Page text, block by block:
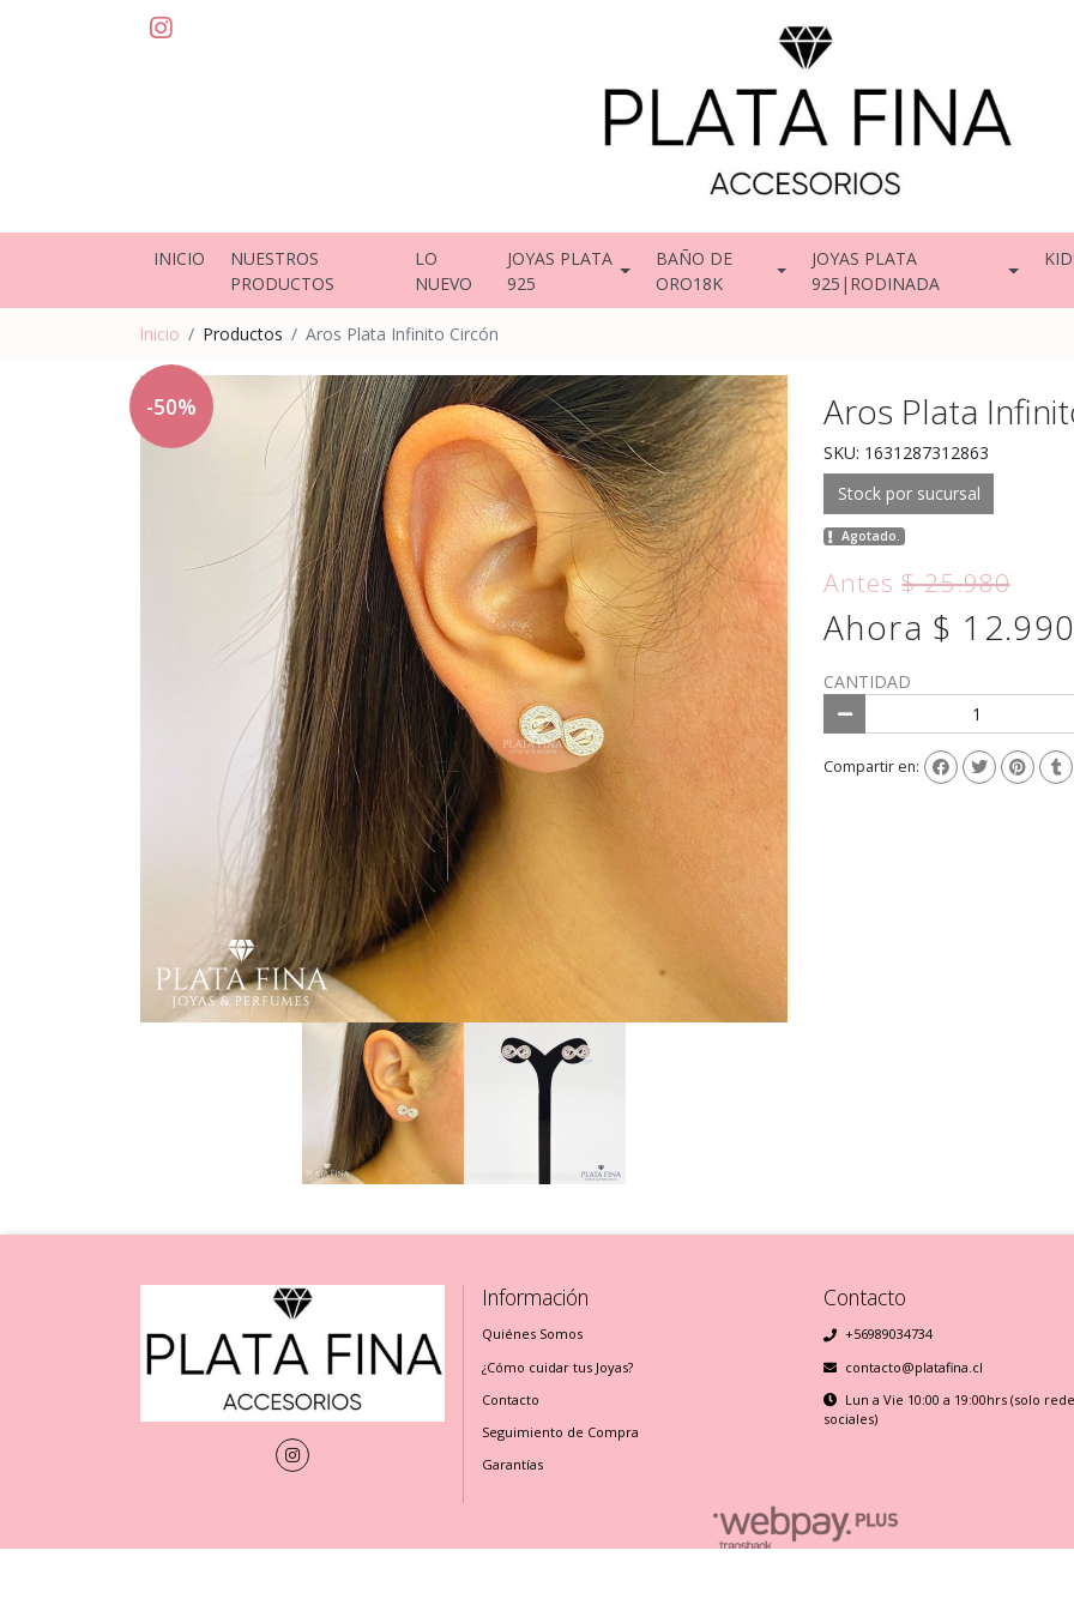
INICIO
NUESTROS
PRODUCTOS
LO
NUEVO
JOYAS PLATA
925
BAÑO DE
ORO18K
JOYAS PLATA
925|RODINADA
Inicio Productos Aros Plata Infinito Circón
-50% Aros Plata
SKU: 1631287312863
Stock por sucursal
Agotado.
Antes$ 25.980
Ahora $ 12.990
CANTIDAD
Compartir en:
Información
Quiénes Somos
¿Cómo cuidar tus Joyas?
Contacto
Seguimiento de Compra
Garantías
Contacto
+56989034734
contacto@platafina.cl
Lun a Vie 10:00 a 19:00hrs (solo
sociales)